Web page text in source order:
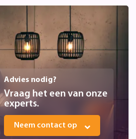
Advies nodig?
Vraag het een van onze
experts.
Neem contact op